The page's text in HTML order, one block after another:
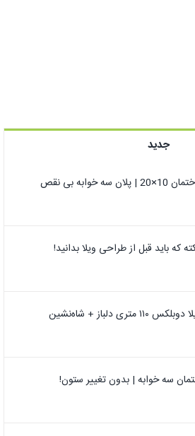
جدید
بی نقص
دلباز + شاه‌نشین
سه خوابه | بدون تغییر ستون!